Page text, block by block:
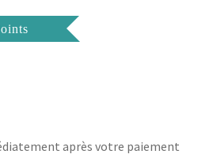
après votre paiement